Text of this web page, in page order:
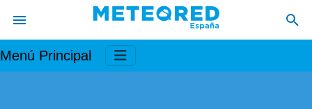
Menú Principal